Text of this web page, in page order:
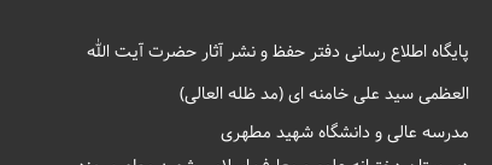
پايگاه اطلاع رسانی دفتر حفظ و نشر آثار حضرت آيت الله
العظمی سيد علی خامنه ای (مد ظله العالی)
مدرسه عالی و دانشگاه شهید مطهری